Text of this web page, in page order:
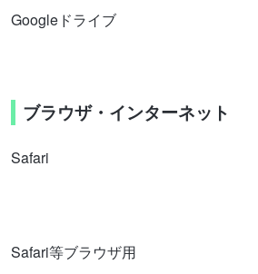
Googleドライブ
ブラウザ・インターネット
Safari
Safari等ブラウザ用